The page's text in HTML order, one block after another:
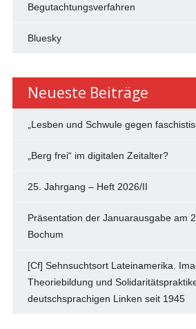
Begutachtungsverfahren
Bluesky
Neueste Beiträge
„Lesben und Schwule gegen
„Berg frei“ im digitalen Zeitalter?
25. Jahrgang – Heft 2026/II
Präsentation der Januarausgabe am
Bochum
[Cf] Sehnsuchtsort Lateinamerika.
Theoriebildung und
deutschsprachigen Linken seit 1945